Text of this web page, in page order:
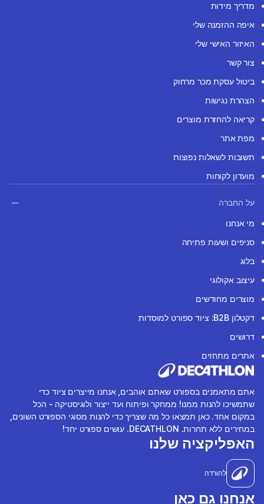
מדריך מידות
איפה ההזמנה שלי
האיזור האישי שלי
צור קשר
ביטול עסקת מכר מרחוק
הצהרת נגישות
קריאה להחזרת מוצרים
מפת אתר
תשובות לשאלות נפוצות
מועדון לקוחות
על החברה
מי אנחנו
סניפים ושעות פתיחה
בלוג
עיצוב אקולוגי
מוצרים מחודשים
דקטלון B2B: ציוד ספורט למוסדות
דרושים
אתרים מתחזים
אתם מתאמנים בספורט שאתם אוהבים, אנחנו מייצרים ציוד כדי
שתמשיכו להנות ממנו! ממחקר ופיתוח ועד ייצור ולוגיסטיקה - הכל
במקום אחד. כאן תמצאו כל מה שצריך כדי להנות מסוגי הספורט השונים,
במחירים ללא תחרות. DECATHLON. עושים ספורט יחד!
האפליקציה שלנו
להורדה
אנחנו גם כאן